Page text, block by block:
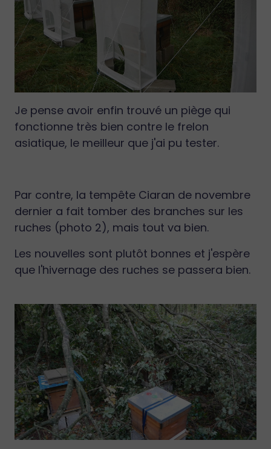
Je pense avoir enfin trouvé un piège qui
fonctionne très bien contre le frelon
asiatique, le meilleur que j'ai pu tester.
Par contre, la tempête Ciaran de novembre
dernier a fait tomber des branches sur les
ruches (photo 2), mais tout va bien.
Les nouvelles sont plutôt bonnes et j'espère
que l'hivernage des ruches se passera bien.